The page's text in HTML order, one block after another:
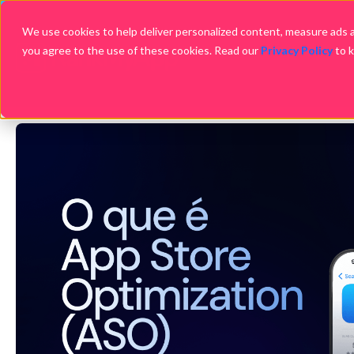
We use cookies to help deliver personalized content, measure
you agree to the use of these cookies. Read our Privacy Policyto